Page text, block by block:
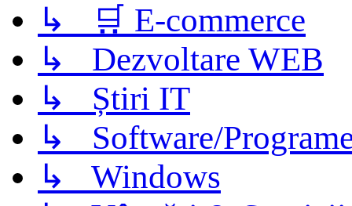
↳ 🛒 E-commerce
↳ Dezvoltare WEB
↳ Știri IT
↳ Software/
↳ Windows